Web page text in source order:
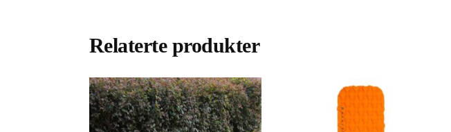
Relaterte produkter